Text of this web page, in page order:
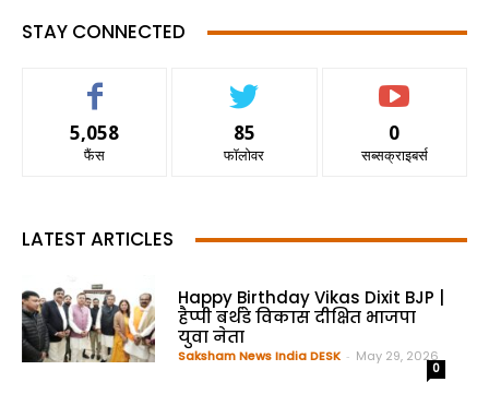
STAY CONNECTED
5,058
फैंस
85
फॉलोवर
0
सब्सक्राइबर्स
LATEST ARTICLES
Happy Birthday Vikas Dixit BJP |
हैप्पी बर्थडे विकास दीक्षित भाजपा
युवा नेता
Saksham News India DESK - May 29, 2026
0